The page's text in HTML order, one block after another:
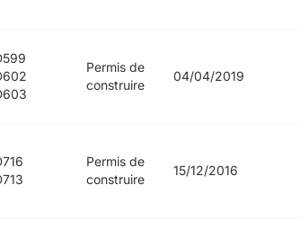
Permis de
construire
04/04/2019
Permis de
construire
15/12/2016